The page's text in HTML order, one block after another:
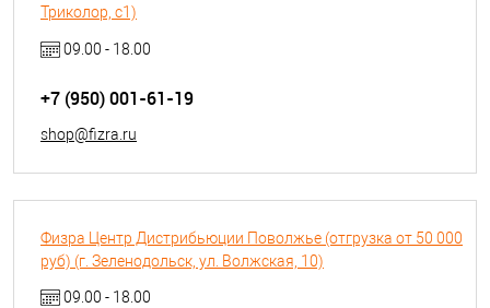
Триколор, с1)
09.00 - 18.00
+7 (950) 001-61-19
shop@fizra.ru
Физра Центр Дистрибьюции Поволжье (отгрузка от 50 000
руб) (г. Зеленодольск, ул. Волжская, 10)
09.00 - 18.00